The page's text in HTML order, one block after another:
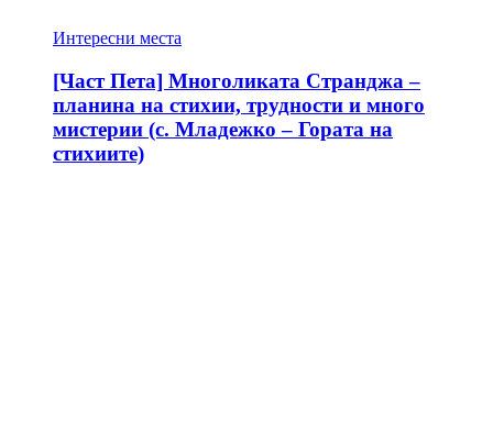
Интересни места
[Част Пета] Многоликата Странджа –
планина на стихии, трудности и много
мистерии (с. Младежко – Гората на
стихиите)